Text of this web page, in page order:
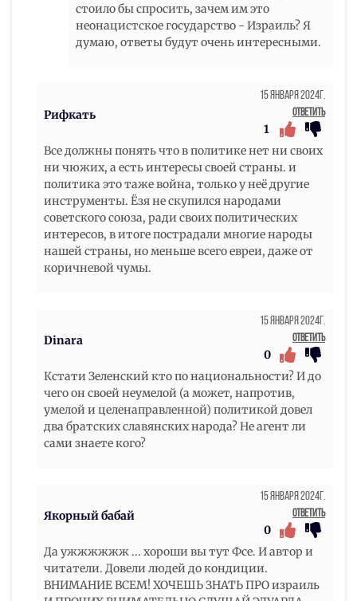
стоило бы спросить, зачем им это
неонацистское государство - Израиль? Я
думаю, ответы будут очень интересными.
Рифкать
15 Января 2024г.
Ответить
1
Все должны понять что в политике нет ни своих
ни чюжих, а есть интересы своей страны. и
политика это таже война, только у неё другие
инструменты. Ёзя не скупился народами
советского союза, ради своих политических
интересов, в итоге пострадали многие народы
нашей страны, но меньше всего евреи, даже от
коричневой чумы.
Dinara
15 Января 2024г.
Ответить
0
Кстати Зеленский кто по национальности? И до
чего он своей неумелой (а может, напротив,
умелой и целенаправленной) политикой довел
два братских славянских народа? Не агент ли
сами знаете кого?
Якорный бабай
15 Января 2024г.
Ответить
0
Да ужжжжжж ... хороши вы тут Фсе. И автор и
читатели. Довели людей до кондиции.
ВНИМАНИЕ ВСЕМ! ХОЧЕШЬ ЗНАТЬ ПРО израиль